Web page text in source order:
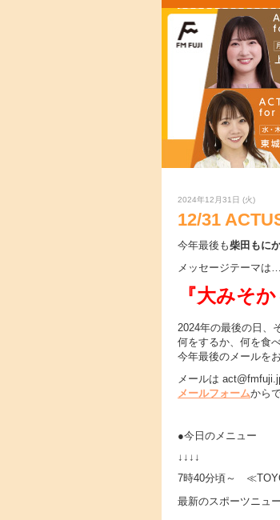
2024年12月31日 (火)
12/31
今年最後も柴田もに
メッセージテーマは…
『大みそ
2024年の最後の日、
何をするか、何を食
今年最後のメールを
メールは
メールフォームから
●今日のメニュー
↓↓↓↓
7時40分頃～
最新のスポーツニュ